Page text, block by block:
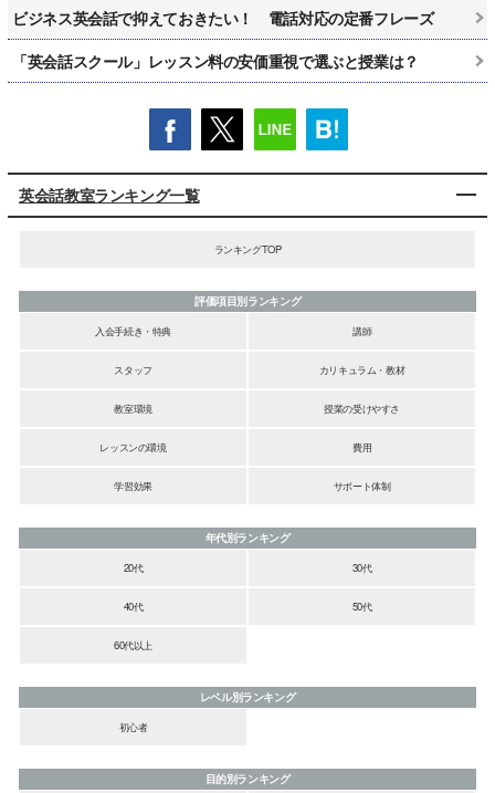
ビジネス英会話で抑えておきたい！ 電話対応の定番フレーズ
「英会話スクール」レッスン料の安価重視で選ぶと授業は？
英会話教室ランキング一覧
ランキングTOP
評価項目別ランキング
入会手続き・特典
講師
スタッフ カリキュラム・教材
教室環境 授業の受けやすさ
レッスンの環境 費用
学習効果 サポート体制
年代別ランキング
20代
30代
40代 50代
60代以上
レベル別ランキング
初心者
目的別ランキング